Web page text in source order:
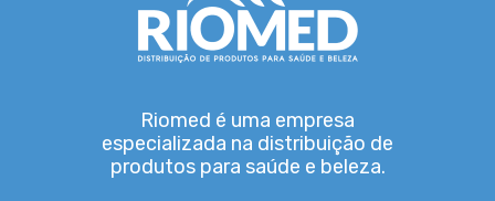
Riomed é uma empresa
especializada na distribuição de
produtos para saúde e beleza.